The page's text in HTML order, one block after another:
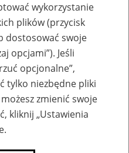
ZUS
oddział lub
wyszukiwarki:
zaświadczenia lekarskiego,
wykorzystanie
plików (przycisk
dostosować swoje
opcjami”). Jeśli
opcjonalne”,
tylko niezbędne pliki
zmienić swoje
kliknij „Ustawienia